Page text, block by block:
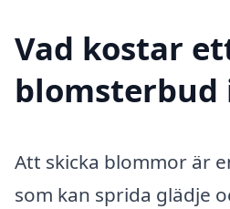
Vad kostar
blomsterbud
Att skicka blommor är
som kan sprida glädje